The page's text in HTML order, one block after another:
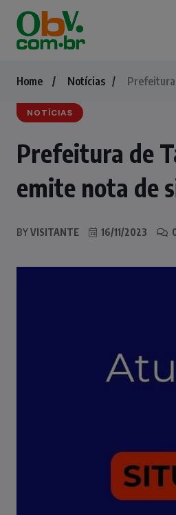
Home Notícias Prefeitura
NOTÍCIAS
Prefeitura de
emite nota de
BYVISITANTE 16/11/2023